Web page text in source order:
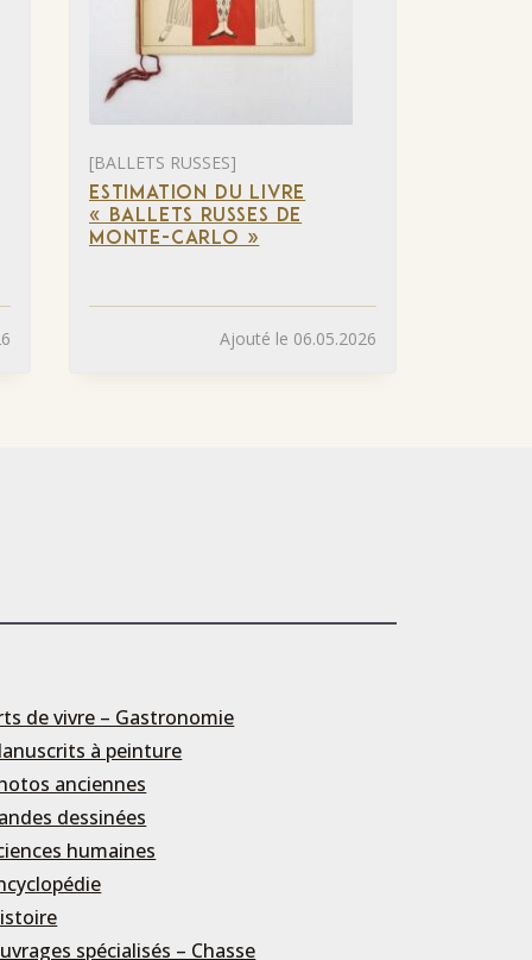
[BALLETS RUSSES]
ESTIMATION DU LIVRE
« BALLETS RUSSES DE
MONTE-CARLO »
Ajouté le 06.05.2026
de vivre – Gastronomie
à peinture
anciennes
dessinées
humaines
spécialisés – Chasse